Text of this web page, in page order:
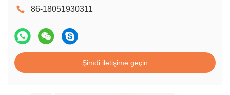
86-18051930311
Şimdi iletişime geçin